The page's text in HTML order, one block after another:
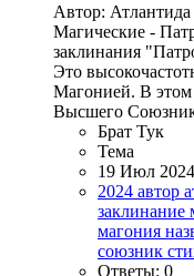
Автор:
Магические -
заклинания
Это
Магонией. В этом
Высшего
Брат Тук
Тема
19 Июл 2024
2024 автор
заклинание
магония
союзник
Ответы: 0